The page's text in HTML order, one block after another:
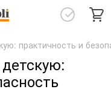
практичность и